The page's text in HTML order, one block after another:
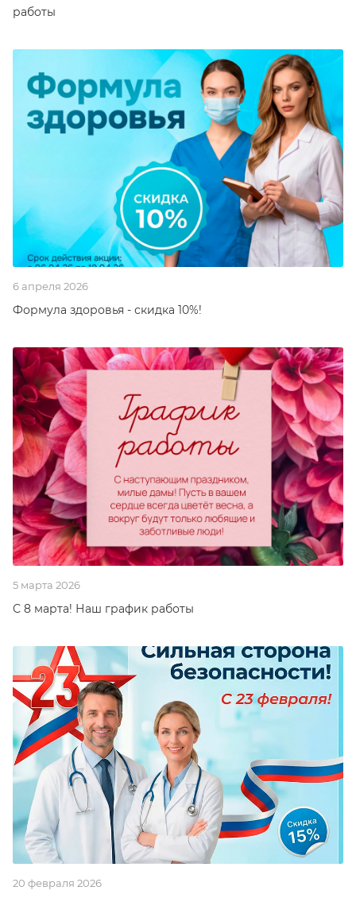
работы
6 апреля 2026
Формула здоровья - скидка 10%!
5 марта 2026
С 8 марта! Наш график работы
20 февраля 2026